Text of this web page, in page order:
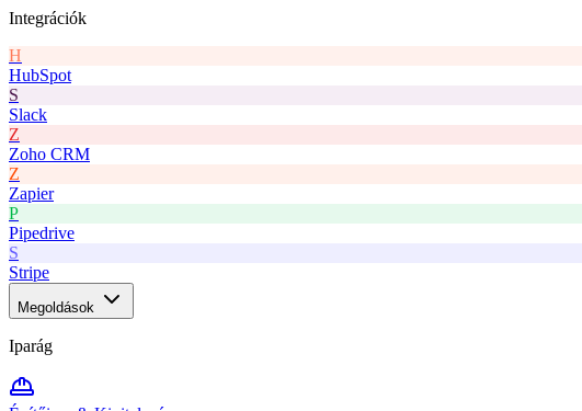
Integrációk
H
HubSpot
S
Slack
Z
Zoho CRM
Z
Zapier
P
Pipedrive
S
Stripe
Megoldások
Iparág